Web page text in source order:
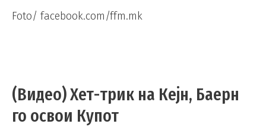
Foto/ facebook.com/ffm.mk
(Видео) Хет-трик на Кејн, Баерн
го освои Купот